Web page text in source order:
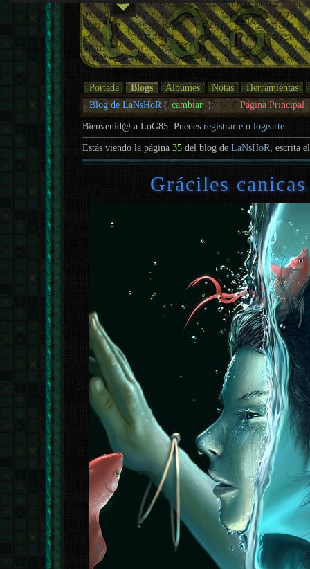
Portada Blogs Álbumes Notas
Herramientas
Blog de LaNsHoR ( cambiar ): Página Principal
Bienvenid@ a LoG85. Puedesregistrarte ologearte.
Estás viendo la página35 del blog deLaNsHoR , escrita
Gráciles